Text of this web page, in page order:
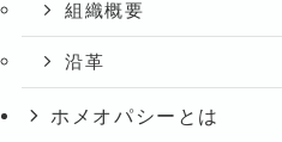
組織概要
沿革
ホメオパシーとは